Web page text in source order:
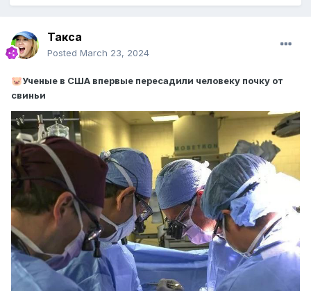
Такса
Posted March 23, 2024
🐷Ученые в США впервые пересадили человеку почку от
свиньи